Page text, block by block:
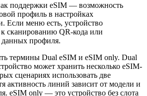
поддержки eSIM — возможность
профиль в настройках
Если меню есть, устройство
сканированию QR-кода или
профиля.
термины Dual eSIM и eSIM only. Dual
может хранить несколько eSIM-
сценариях использовать две
активность линий зависит от модели и
eSIM only — это устройство без слота